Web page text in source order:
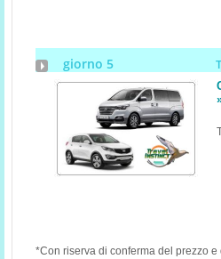
giorno 5
*Con riserva di conferma del prezzo